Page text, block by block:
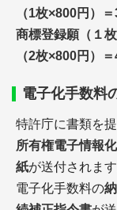
（1枚×800円）＝
商標登録願（１
（2枚×800円）＝
電子化手数料
特許庁に書類を
所有権電子情報
紙が送付されます
電子化手数料の